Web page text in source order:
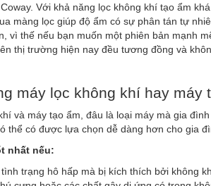
Với khả năng lọc không khí tạo ẩm
màng lọc giúp độ ẩm có sự phân tán tự
vì thế nếu bạn muốn một phiên bản mạnh
thị trường hiện nay đều tương đồng và
máy lọc không khí hay máy
và máy tạo ẩm, đâu là loại máy mà gia
thể có được lựa chọn dễ dàng hơn cho gia
nhất nếu:
trạng hô hấp mà bị kích thích bởi không